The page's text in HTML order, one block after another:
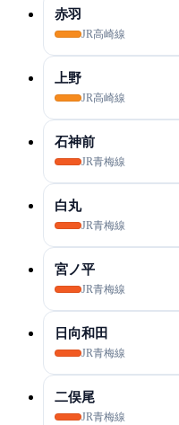
赤羽
JR高崎線
上野
JR高崎線
石神前
JR青梅線
白丸
JR青梅線
宮ノ平
JR青梅線
日向和田
JR青梅線
二俣尾
JR青梅線